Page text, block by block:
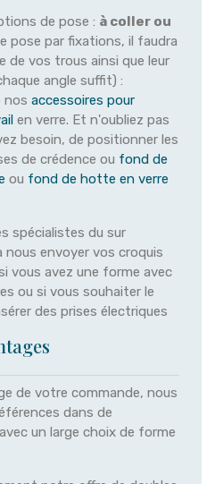
de pose : à coller ou
pose par fixations, il faudra
de vos trous ainsi que leur
angle suffit) :
nos accessoires pour
en verre. Et n'oubliez pas
besoin, de positionner les
de crédence ou fond de
ou fond de hotte en verre
spécialistes du sur
nous envoyer vos croquis
vous avez une forme avec
ou si vous souhaiter le
des prises électriques
de votre commande, nous
dans de
un large choix de forme